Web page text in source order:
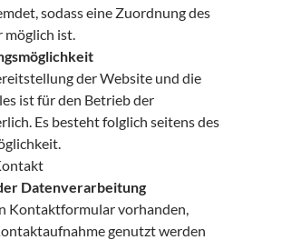
sodass eine Zuordnung des
möglich ist.
der Website und die
ist für den Betrieb der
Es besteht folglich seitens des
Datenverarbeitung
Kontaktformular vorhanden,
genutzt werden